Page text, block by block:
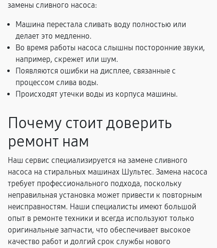
замены сливного насоса:
Машина перестала сливать воду полностью или
делает это медленно.
Во время работы насоса слышны посторонние звуки,
например, скрежет или шум.
Появляются ошибки на дисплее, связанные с
процессом слива воды.
Происходят утечки воды из корпуса машины.
Почему стоит доверить
ремонт нам
Наш сервис специализируется на замене сливного
насоса на стиральных машинах Шультес. Замена насоса
требует профессионального подхода, поскольку
неправильная установка может привести к повторным
неисправностям. Наши специалисты имеют большой
опыт в ремонте техники и всегда используют только
оригинальные запчасти, что обеспечивает высокое
качество работ и долгий срок службы нового